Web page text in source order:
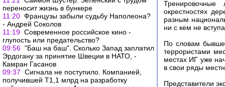
переносит жизнь в бункере
11:20 Французы забыли судьбу Наполеона?
- Андрей Соколов
11:19 Современное российское кино -
глупость или предательство?
09:56 "Баш на баш". Сколько Запад заплатил
Эрдогану за принятие Швеции в НАТО, -
Камран Гасанов
09:37 Сигнала не поступило. Компанией,
получившей Т1,1 млрд на разработку
Тренировочные
окрестностях
разным
ни с кем не
По словам
террористами
местах ИГ уже
в свои ряды
Представители